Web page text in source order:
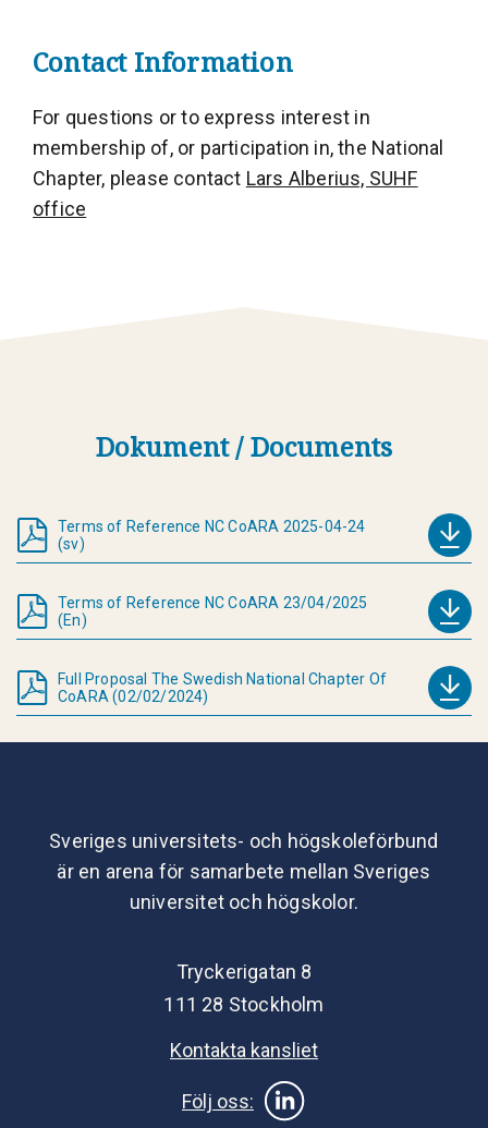
Contact Information
For questions or to express interest in
membership of, or participation in, the National
Chapter, please contact Lars Alberius, SUHF
office
Dokument / Documents
Terms of Reference NC CoARA 2025-04-24
(sv)
Terms of Reference NC CoARA 23/04/2025
(En)
Full Proposal The Swedish National Chapter Of
CoARA (02/02/2024)
Sveriges universitets- och högskoleförbund
är en arena för samarbete mellan Sveriges
universitet och högskolor.
Tryckerigatan 8
111 28 Stockholm
Kontakta kansliet
Följ oss: